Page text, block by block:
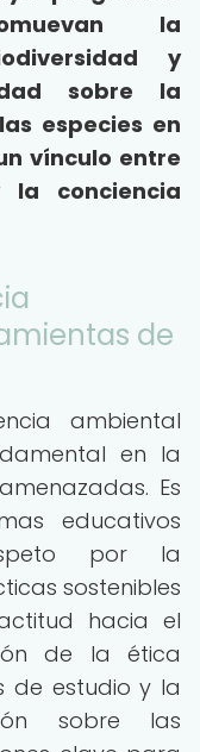
la
y
sobre la
especies en
vínculo entre
conciencia
de
ambiental
en la
Es
educativos
por la
sostenibles
hacia el
de la ética
de estudio y la
sobre las